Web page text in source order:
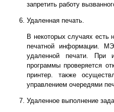
запретить работу
Удаленная печать.
В некоторых случаях есть
печатной информации.
удаленной печати. При
программы проверяется
принтер. также
управлением очередями
Удаленное выполнение